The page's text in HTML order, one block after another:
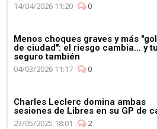
14/04/2026 11:20
0
Menos choques graves y más
de ciudad": el riesgo cambia... y tu
seguro también
04/03/2026 11:17
0
Charles Leclerc domina ambas
sesiones de Libres en su GP de
23/05/2025 18:01
2